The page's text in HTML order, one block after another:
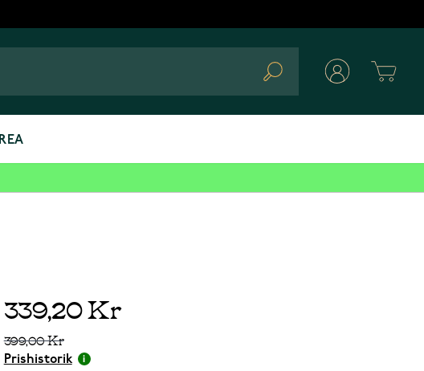
Search
REA
339,20 Kr
399,00 Kr
Prishistorik